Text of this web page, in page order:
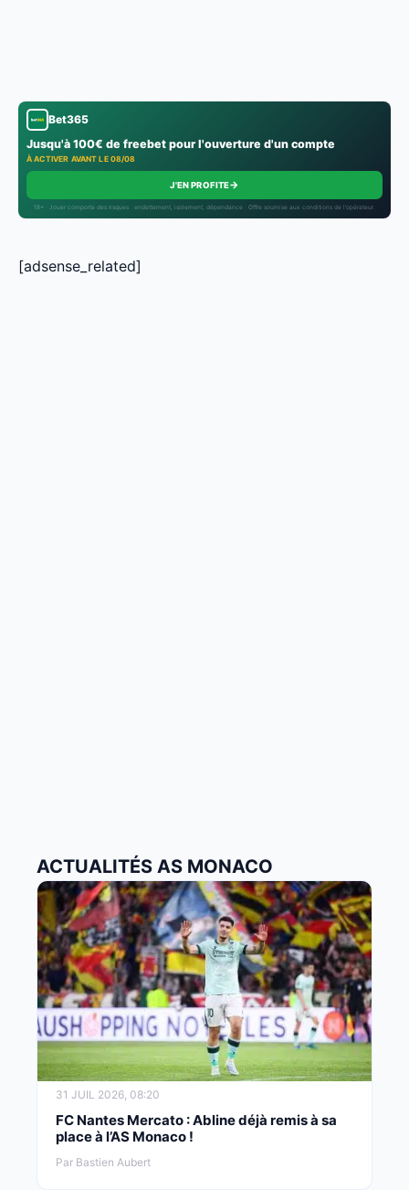
Bet365
Jusqu'à 100€ de freebet pour l'ouverture d'un compte
À ACTIVER AVANT LE 08/08
J'EN PROFITE→
18+ · Jouer comporte des risques : endettement, isolement, dépendance · Offre soumise aux conditions de l’opérateur.
[adsense_related]
ACTUALITÉS AS MONACO
31 JUIL 2026, 08:20
FC Nantes Mercato : Abline déjà remis à sa
place à l’AS Monaco !
Par Bastien Aubert